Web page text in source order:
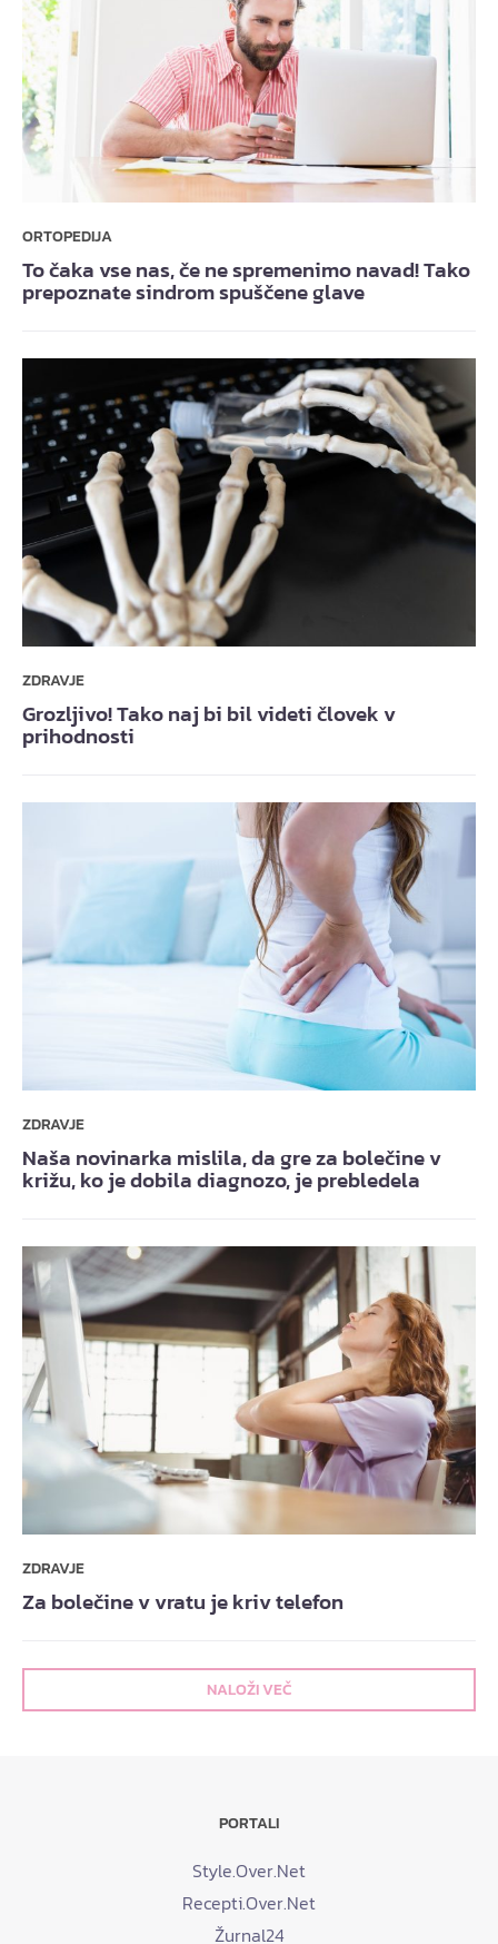
ORTOPEDIJA
To čaka vse nas, če ne spremenimo navad! Tako
prepoznate sindrom spuščene glave
ZDRAVJE
Grozljivo! Tako naj bi bil videti človek v
prihodnosti
ZDRAVJE
Naša novinarka mislila, da gre za bolečine v
križu, ko je dobila diagnozo, je prebledela
ZDRAVJE
Za bolečine v vratu je kriv telefon
NALOŽI VEČ
PORTALI
Style.Over.Net
Recepti.Over.Net
Žurnal24